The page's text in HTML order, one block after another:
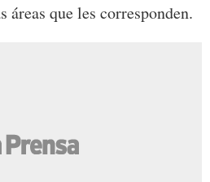
que les corresponden.